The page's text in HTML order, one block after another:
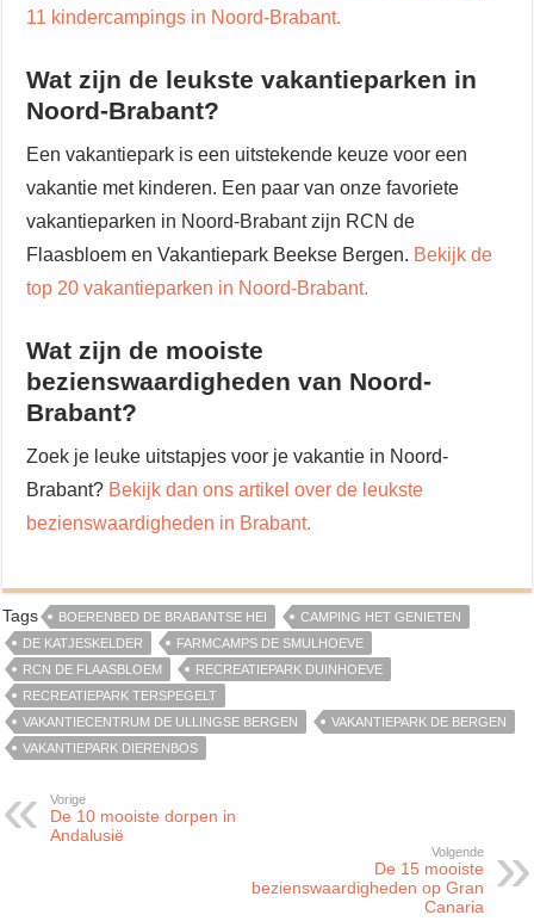
11 kindercampings in Noord-Brabant.
Wat zijn de leukste vakantieparken in
Noord-Brabant?
Een vakantiepark is een uitstekende keuze voor een
vakantie met kinderen. Een paar van onze favoriete
vakantieparken in Noord-Brabant zijn RCN de
Flaasbloem en Vakantiepark Beekse Bergen. Bekijk de
top 20 vakantieparken in Noord-Brabant.
Wat zijn de mooiste
bezienswaardigheden van Noord-
Brabant?
Zoek je leuke uitstapjes voor je vakantie in Noord-
Brabant? Bekijk dan ons artikel over de leukste
bezienswaardigheden in Brabant.
Tags BOERENBED DE BRABANTSE HEI
CAMPING HET GENIETEN
DE KATJESKELDER
FARMCAMPS DE SMULHOEVE
RCN DE FLAASBLOEM
RECREATIEPARK DUINHOEVE
RECREATIEPARK TERSPEGELT
VAKANTIECENTRUM DE ULLINGSE BERGEN
VAKANTIEPARK DE BERGEN
VAKANTIEPARK DIERENBOS
Vorige
De 10 mooiste dorpen in
Andalusië
Volgende
De 15 mooiste
bezienswaardigheden op Gran
Canaria